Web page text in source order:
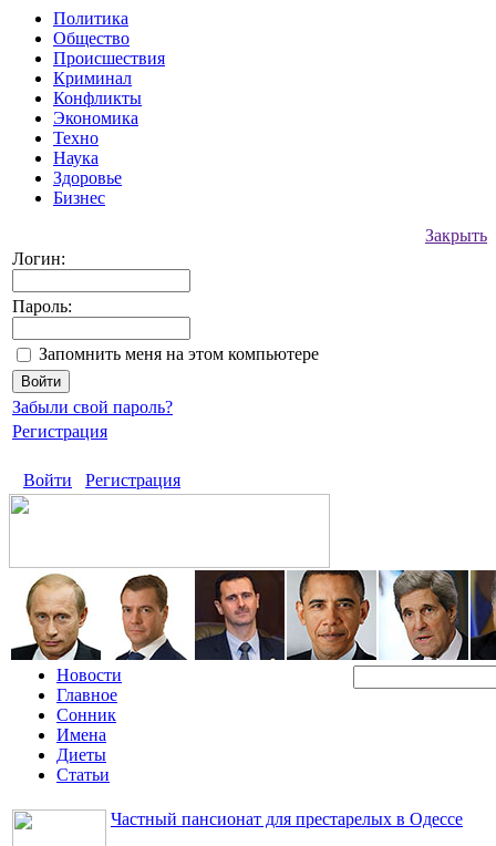
Политика
Общество
Происшествия
Криминал
Конфликты
Экономика
Техно
Наука
Здоровье
Бизнес
Закрыть
Логин:
Пароль:
Запомнить меня на этом компьютере
Забыли свой пароль?
Регистрация
Войти Регистрация
Новости
Главное
Сонник
Имена
Диеты
Статьи
Частный пансионат для престарелых в Одессе